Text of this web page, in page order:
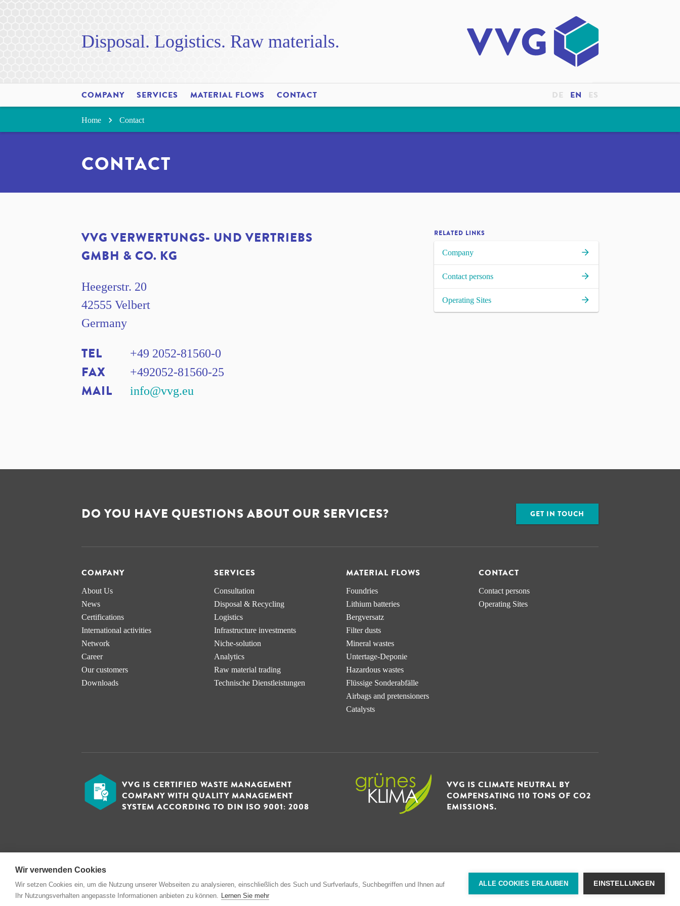
Disposal. Logistics. Raw materials.
COMPANY SERVICES MATERIAL FLOWS CONTACT DE EN ES
Home Contact
CONTACT
VVG VERWERTUNGS- UND VERTRIEBS
GMBH & CO. KG
Heegerstr. 20
42555 Velbert
Germany
TEL +49 2052-81560-0
FAX +492052-81560-25
MAIL info@vvg.eu
RELATED LINKS
Company
Contact persons
Operating Sites
DO YOU HAVE QUESTIONS ABOUT OUR SERVICES? GET IN TOUCH
COMPANY
About Us
News
Certifications
International activities
Network
Career
Our customers
Downloads
SERVICES
Consultation
Disposal & Recycling
Logistics
Infrastructure investments
Niche-solution
Analytics
Raw material trading
Technische Dienstleistungen
MATERIAL FLOWS
Foundries
Lithium batteries
Bergversatz
Filter dusts
Mineral wastes
Untertage-Deponie
Hazardous wastes
Flüssige Sonderabfälle
Airbags and pretensioners
Catalysts
CONTACT
Contact persons
Operating Sites
VVG IS CERTIFIED WASTE MANAGEMENT
COMPANY WITH QUALITY MANAGEMENT
SYSTEM ACCORDING TO DIN ISO 9001: 2008
VVG IS CLIMATE NEUTRAL BY
COMPENSATING 110 TONS OF CO2
EMISSIONS.
© 1993 - 2026 Verwertungs- und Vertriebsgesellschaft GmbH & Co. KG Impressum Privacy
Wir verwenden Cookies
Wir setzen Cookies ein, um die Nutzung unserer Webseiten zu analysieren, einschließlich des Such und Surfverlaufs, Suchbegriffen und Ihnen auf
Ihr Nutzungsverhalten angepasste Informationen anbieten zu können. Lernen Sie mehr
ALLE COOKIES ERLAUBEN EINSTELLUNGEN